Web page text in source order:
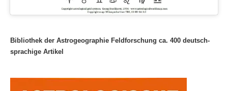
Bibliothek der Astrogeographie Feldforschung ca. 400 deutsch-
sprachige Artikel